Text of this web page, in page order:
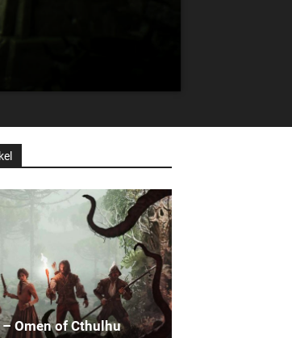
Omen of Cthulhu